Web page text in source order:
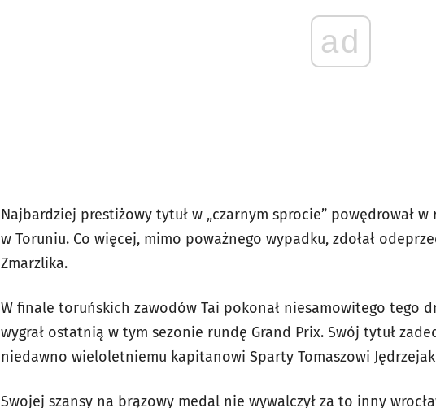
ad
Najbardziej prestiżowy tytuł w „czarnym sprocie” powędrował
w Toruniu. Co więcej, mimo poważnego wypadku, zdołał
Zmarzlika.
W finale toruńskich zawodów Tai pokonał niesamowitego tego
wygrał ostatnią w tym sezonie rundę Grand Prix. Swój tytuł
niedawno wieloletniemu kapitanowi Sparty Tomaszowi
Swojej szansy na brązowy medal nie wywalczył za to inny